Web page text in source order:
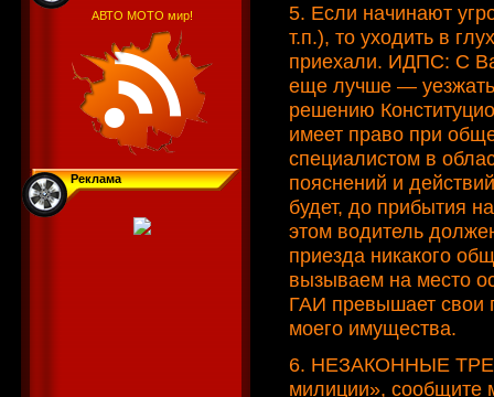
АВТО МОТО мир!
Реклама
5. Если начинают
т.п.), то уходить в
приехали. ИДПС: С
еще лучше —
решению
имеет право при
специалистом в
пояснений и
будет, до прибытия
этом водитель
приезда никакого
вызываем на место
ГАИ превышает свои
моего имущества.
6. НЕЗАКОННЫЕ
милиции», сообщите